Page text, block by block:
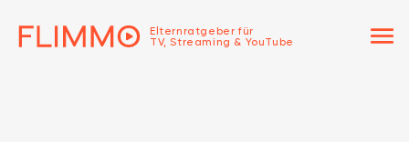
Elternratgeber für
TV, Streaming & YouTube
menu